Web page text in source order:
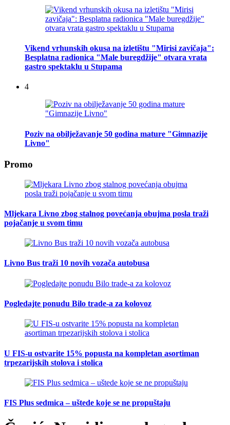
Vikend vrhunskih okusa na izletištu "Mirisi zavičaja":
Besplatna radionica "Male buregdžije" otvara vrata
gastro spektaklu u Stupama
4
Poziv na obilježavanje 50 godina mature "Gimnazije
Livno"
Promo
Mljekara Livno zbog stalnog povećanja obujma posla traži
pojačanje u svom timu
Livno Bus traži 10 novih vozača autobusa
Pogledajte ponudu Bilo trade-a za kolovoz
U FIS-u ostvarite 15% popusta na kompletan asortiman
trpezarijskih stolova i stolica
FIS Plus sedmica – uštede koje se ne propuštaju